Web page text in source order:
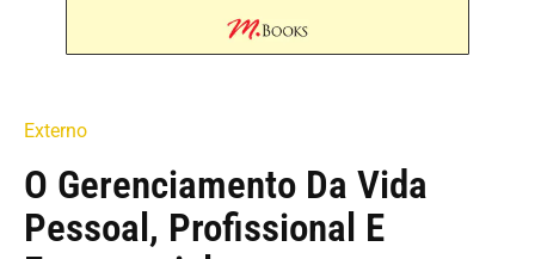
Externo
O Gerenciamento Da Vida
Pessoal, Profissional E